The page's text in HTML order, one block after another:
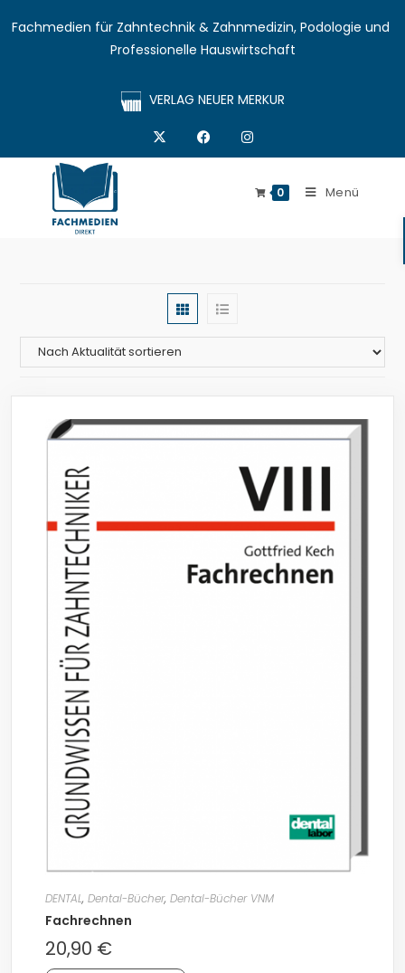
Fachmedien für Zahntechnik & Zahnmedizin, Podologie und
Professionelle Hauswirtschaft
VERLAG NEUER MERKUR
0 Menü
DENTAL, Dental-Bücher, Dental-Bücher VNM
Fachrechnen
20,90 €